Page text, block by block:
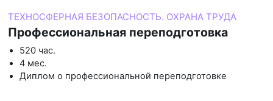
ТЕХНОСФЕРНАЯ БЕЗОПАСНОСТЬ. ОХРАНА ТРУДА
Профессиональная переподготовка
520 час.
4 мес.
Диплом о профессиональной переподготовке